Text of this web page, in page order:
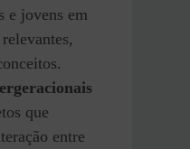
e jovens em
que
entre